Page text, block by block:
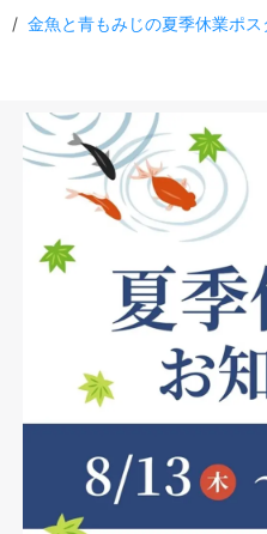
/ 金魚と青もみじの夏季休業ポス